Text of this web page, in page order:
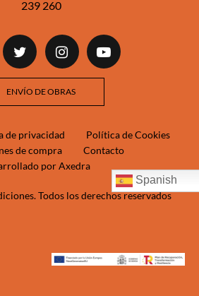
239 260‬‬
ENVÍO DE OBRAS
Todos los derechos reservados
de privacidad
Política de Cookies
de compra
Contacto
por Axedra
Spanish